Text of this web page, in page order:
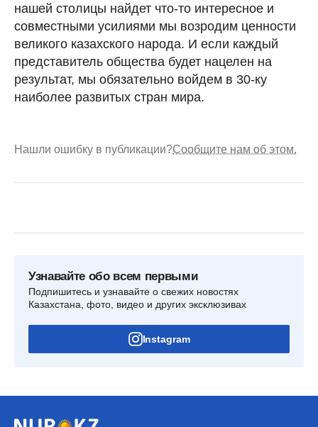
нашей столицы найдет что-то интересное и
совместными усилиями мы возродим ценности
великого казахского народа. И если каждый
представитель общества будет нацелен на
результат, мы обязательно войдем в 30-ку
наиболее развитых стран мира.
Нашли ошибку в публикации?Сообщите нам об этом.
Узнавайте обо всем первыми
Подпишитесь и узнавайте о свежих новостях
Казахстана, фото, видео и других эксклюзивах
Instagram